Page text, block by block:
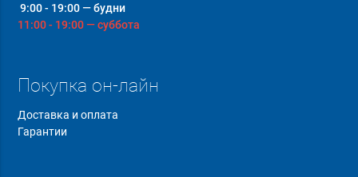
9:00 - 19:00 — будни
11:00 - 19:00 — суббота
Покупка он-лайн
Доставка и оплата
Гарантии